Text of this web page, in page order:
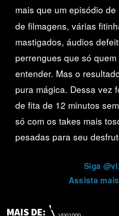
mais que um episódio de
de filmagens, várias
mastigados, áudios
perrengues que só
entender. Mas o
pura mágica. Dessa vez
de fita de 12 minutos
só com os takes mais
pesadas para seu
Siga
Assista
MAIS DE: